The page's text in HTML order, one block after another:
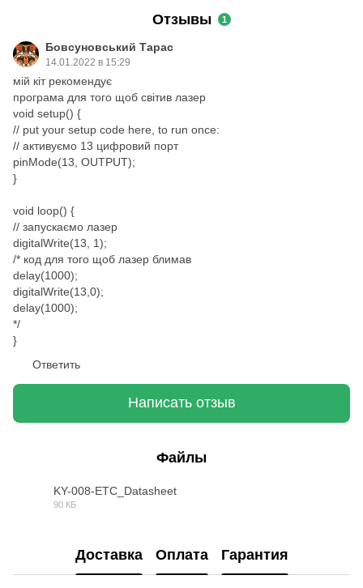
Отзывы 1
Бовсуновський Тарас
14.01.2022 в 15:29
мій кіт рекомендує
програма для того щоб світив лазер
void setup() {
// put your setup code here, to run once:
// активуємо 13 цифровий порт
pinMode(13, OUTPUT);
}
void loop() {
// запускаємо лазер
digitalWrite(13, 1);
/* код для того щоб лазер блимав
delay(1000);
digitalWrite(13,0);
delay(1000);
*/
}
Ответить
Написать отзыв
Файлы
KY-008-ETC_Datasheet
90 КБ
Доставка Оплата Гарантия